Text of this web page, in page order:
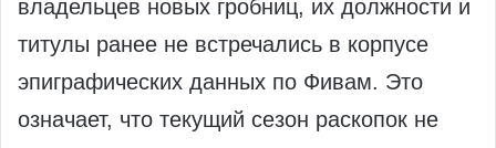
владельцев новых гробниц, их должности и
титулы ранее не встречались в корпусе
эпиграфических данных по Фивам. Это
означает, что текущий сезон раскопок не